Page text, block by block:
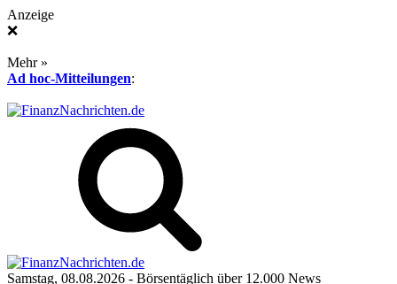
Anzeige
❌
Mehr »
Ad hoc-Mitteilungen:
Samstag, 08.08.2026 - Börsentäglich über 12.000 News